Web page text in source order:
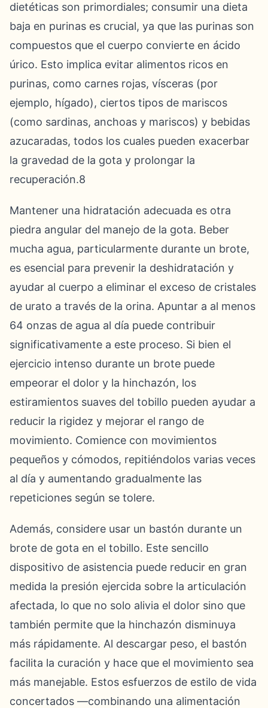
dietéticas son primordiales; consumir una dieta
baja en purinas es crucial, ya que las purinas son
compuestos que el cuerpo convierte en ácido
úrico. Esto implica evitar alimentos ricos en
purinas, como carnes rojas, vísceras (por
ejemplo, hígado), ciertos tipos de mariscos
(como sardinas, anchoas y mariscos) y bebidas
azucaradas, todos los cuales pueden exacerbar
la gravedad de la gota y prolongar la
recuperación.8
Mantener una hidratación adecuada es otra
piedra angular del manejo de la gota. Beber
mucha agua, particularmente durante un brote,
es esencial para prevenir la deshidratación y
ayudar al cuerpo a eliminar el exceso de cristales
de urato a través de la orina. Apuntar a al menos
64 onzas de agua al día puede contribuir
significativamente a este proceso. Si bien el
ejercicio intenso durante un brote puede
empeorar el dolor y la hinchazón, los
estiramientos suaves del tobillo pueden ayudar a
reducir la rigidez y mejorar el rango de
movimiento. Comience con movimientos
pequeños y cómodos, repitiéndolos varias veces
al día y aumentando gradualmente las
repeticiones según se tolere.
Además, considere usar un bastón durante un
brote de gota en el tobillo. Este sencillo
dispositivo de asistencia puede reducir en gran
medida la presión ejercida sobre la articulación
afectada, lo que no solo alivia el dolor sino que
también permite que la hinchazón disminuya
más rápidamente. Al descargar peso, el bastón
facilita la curación y hace que el movimiento sea
más manejable. Estos esfuerzos de estilo de vida
concertados —combinando una alimentación